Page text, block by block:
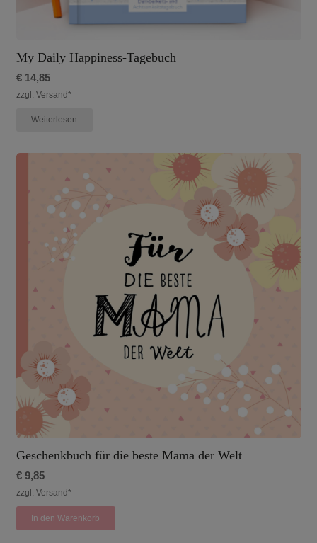
My Daily Happiness-Tagebuch
€14,85
zzgl. Versand*
Weiterlesen
Geschenkbuch für die beste Mama der Welt
€9,85
zzgl. Versand*
In den Warenkorb